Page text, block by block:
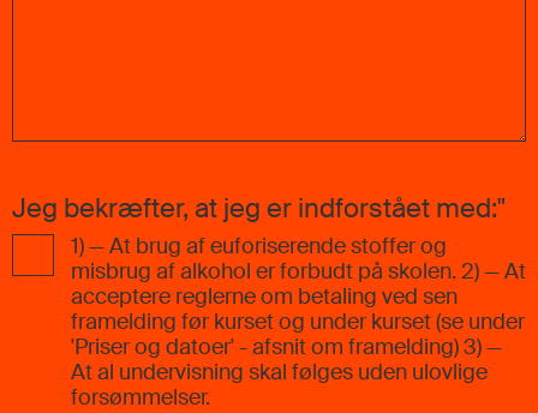
Jeg bekræfter, at jeg er indforstået med:"
1) — At brug af euforiserende stoffer og
misbrug af alkohol er forbudt på skolen. 2) — At
acceptere reglerne om betaling ved sen
framelding før kurset og under kurset (se under
'Priser og datoer' - afsnit om framelding) 3) —
At al undervisning skal følges uden ulovlige
forsømmelser.